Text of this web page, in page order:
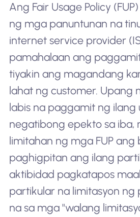
Ang Fair Usage Policy
ng mga panuntunan na
internet service provider
pamahalaan ang
tiyakin ang magandang
lahat ng customer. Upang
labis na paggamit ng ilang
negatibong epekto sa iba,
limitahan ng mga FUP ang
paghigpitan ang ilang
aktibidad pagkatapos
partikular na limitasyon ng
na sa mga "walang